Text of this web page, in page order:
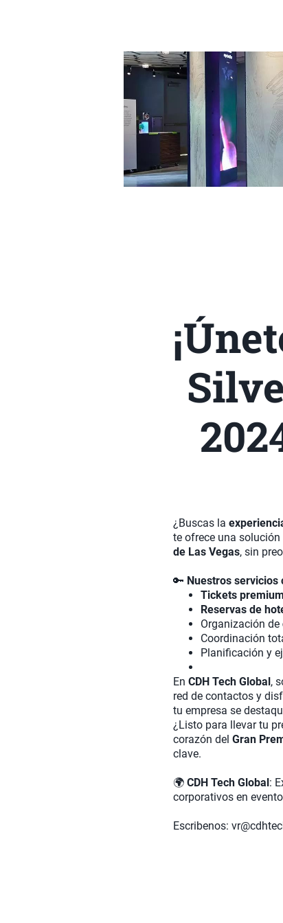
¿Buscas la
te ofrece una
de Las Vegas, sin
🔑 Nuestros servicios
Tickets premium
Reservas de
Organización de
Coordinación
Planificación y
En CDH Tech Global,
red de contactos y
tu empresa se
¿Listo para llevar tu
corazón del Gran
clave.
🌍 CDH Tech Global:
corporativos en
Escribenos: